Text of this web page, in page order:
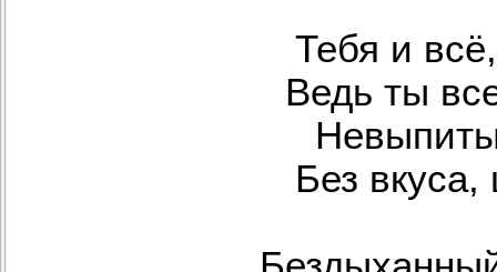
Тебя и
Ведь ты
Без